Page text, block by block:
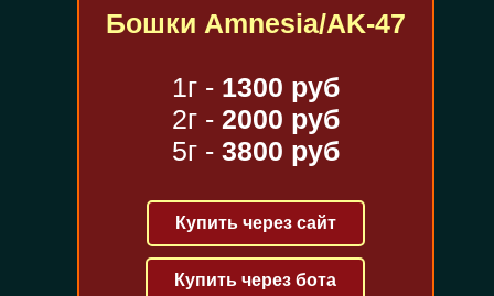
Бошки Amnesia/AK-47
1г - 1300 руб
2г - 2000 руб
5г - 3800 руб
Купить через сайт
Купить через бота